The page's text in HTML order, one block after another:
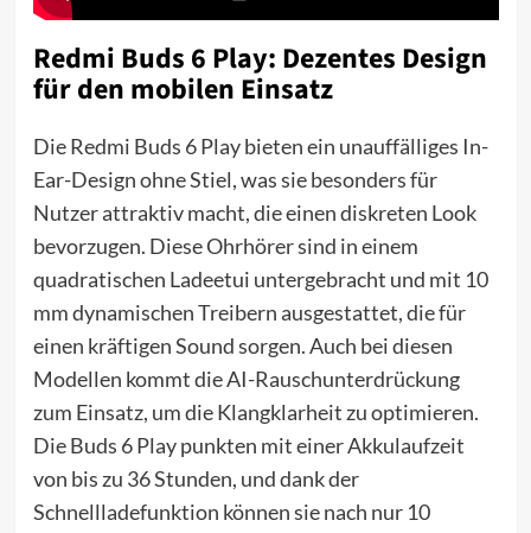
Redmi Buds 6 Play: Dezentes Design
für den mobilen Einsatz
Die Redmi Buds 6 Play bieten ein unauffälliges In-
Ear-Design ohne Stiel, was sie besonders für
Nutzer attraktiv macht, die einen diskreten Look
bevorzugen. Diese Ohrhörer sind in einem
quadratischen Ladeetui untergebracht und mit 10
mm dynamischen Treibern ausgestattet, die für
einen kräftigen Sound sorgen. Auch bei diesen
Modellen kommt die AI-Rauschunterdrückung
zum Einsatz, um die Klangklarheit zu optimieren.
Die Buds 6 Play punkten mit einer Akkulaufzeit
von bis zu 36 Stunden, und dank der
Schnellladefunktion können sie nach nur 10